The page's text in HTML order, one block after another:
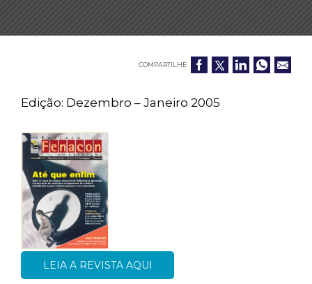
COMPARTILHE
Edição: Dezembro – Janeiro 2005
LEIA A REVISTA AQUI